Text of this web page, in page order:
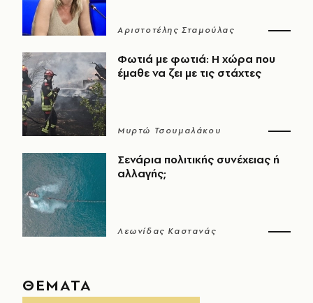
Αριστοτέλης Σταμούλας
Φωτιά με φωτιά: Η χώρα που
έμαθε να ζει με τις στάχτες
Μυρτώ Τσουμαλάκου
Σενάρια πολιτικής συνέχειας ή
αλλαγής;
Λεωνίδας Καστανάς
ΘΕΜΑΤΑ